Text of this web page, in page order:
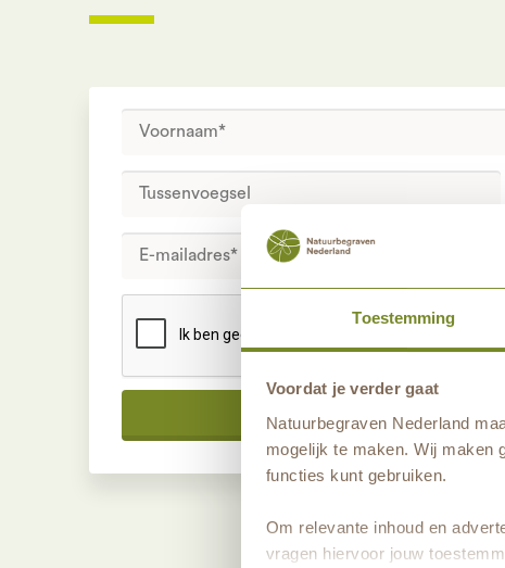
Toestemming
Voordat je verder gaat
Natuurbegraven Nederland
mogelijk te maken. Wij maken
functies kunt gebruiken.
Om relevante inhoud en
vragen hiervoor jouw